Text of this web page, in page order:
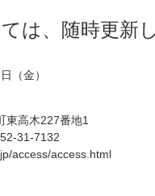
は、随時更新
（金）
東高木227番地1
31-7132
access/access.html